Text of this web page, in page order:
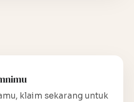
klaim sekarang untuk